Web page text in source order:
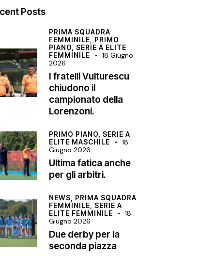
Posts
PRIMA SQUADRA
FEMMINILE, PRIMO
PIANO,SERIE A ELITE
FEMMINILE
18 Giugno
2026
I fratelli Vulturescu
chiudono il
campionato della
Lorenzoni.
PRIMO PIANO,SERIE A
ELITE MASCHILE
18
Giugno 2026
Ultima fatica anche
per gli arbitri.
NEWS, PRIMA SQUADRA
FEMMINILE,SERIE A
ELITE FEMMINILE
18
Giugno 2026
Due derby per la
seconda piazza